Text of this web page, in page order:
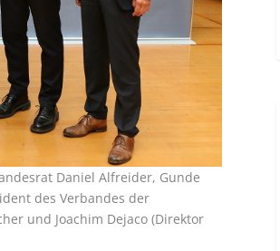
Daniel Alfreider, Gunde
des Verbandes der
und Joachim Dejaco (Direktor